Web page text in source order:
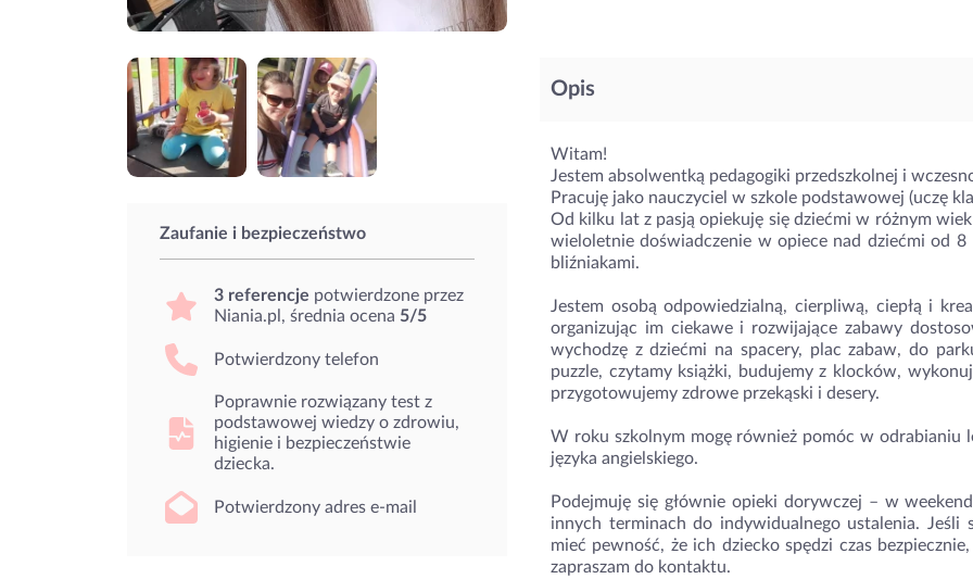
Zaufanie i bezpieczeństwo
3 referencje potwierdzone przez
Niania.pl, średnia ocena 5/5
Potwierdzony telefon
Poprawnie rozwiązany test z
podstawowej wiedzy o zdrowiu,
higienie i bezpieczeństwie
dziecka.
Potwierdzony adres e-mail
Opis
Witam!
Jestem absolwentką pedagogiki przedszkolnej i
Pracuję jako nauczyciel w szkole podstawowej (uczę
Od kilku lat z pasją opiekuję się dziećmi w różnym
wieloletnie doświadczenie w opiece nad dziećmi od
bliźniakami.
Jestem osobą odpowiedzialną, cierpliwą, ciepłą i
organizując im ciekawe i rozwijające zabawy
wychodzę z dziećmi na spacery, plac zabaw, do
puzzle, czytamy książki, budujemy z klocków,
przygotowujemy zdrowe przekąski i desery.
W roku szkolnym mogę również pomóc w odrabianiu
języka angielskiego.
Podejmuję się głównie opieki dorywczej – w
innych terminach do indywidualnego ustalenia. Jeśli
mieć pewność, że ich dziecko spędzi czas
zapraszam do kontaktu.